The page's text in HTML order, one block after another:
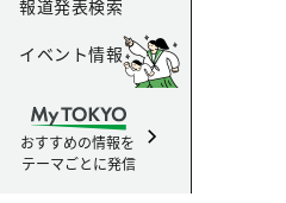
報道発表検索
イベント情報
おすすめの情報を
テーマごとに発信